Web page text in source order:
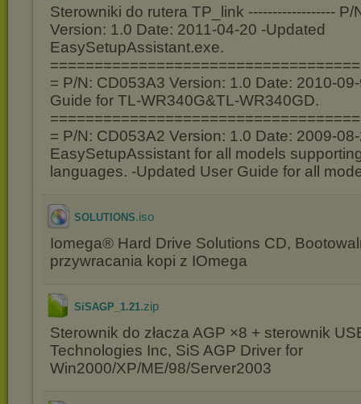
Sterowniki do rutera TP_link ------------------ P/
Version: 1.0 Date: 2011-04-20 -Updated
EasySetupAssistant.exe.
= P/N: CD053A3 Version: 1.0 Date: 2010-
Guide for TL-WR340G&TL-WR340GD.
= P/N: CD053A2 Version: 1.0 Date: 2009-
EasySetupAssistant for all models
languages. -Updated User Guide for all
SOLUTIONS.iso
Iomega® Hard Drive Solutions CD,
przywracania kopi z IOmega
SiSAGP_1.21.zip
Sterownik do złacza AGP ×8 + sterownik
Technologies Inc, SiS AGP Driver for
Win2000/XP/ME/98/Server2003